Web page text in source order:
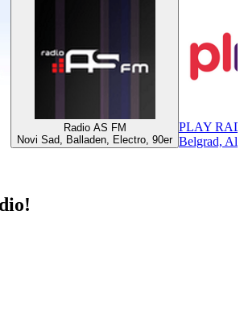
Radio AS FM
Novi Sad, Balladen, Electro, 90er
PLAY
Belgrad,